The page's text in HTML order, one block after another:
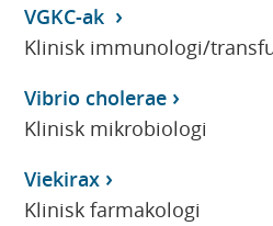
VGKC-ak
Klinisk immunologi/
Vibrio cholerae
Klinisk mikrobiologi
Viekirax
Klinisk farmakologi